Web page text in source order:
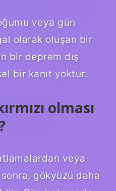
veya gün
olarak oluşan bir
bir deprem dış
bir kanıt yoktur.
olması
veya
gökyüzü daha